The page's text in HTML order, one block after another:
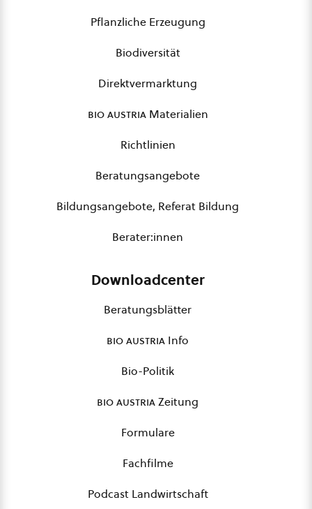
Pflanzliche Erzeugung
Biodiversität
Direktvermarktung
bio austriaMaterialien
Richtlinien
Beratungsangebote
Bildungsangebote, Referat Bildung
Berater:innen
Downloadcenter
Beratungsblätter
bio austria Info
Bio-Politik
bio austriaZeitung
Formulare
Fachfilme
Podcast Landwirtschaft